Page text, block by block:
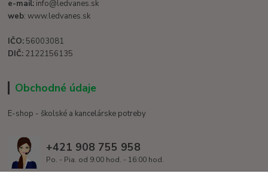
e-mail: info@ledvanes.sk
web: www.ledvanes.sk
IČO: 56003081
DIČ: 2122156135
Obchodné údaje
E-shop - školské a kancelárske potreby
+421 908 755 958
Po. - Pia. od 9:00 hod. - 16:00 hod.